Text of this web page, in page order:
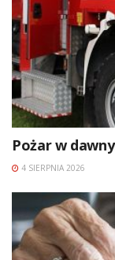
Pożar w
4 SIERPNIA 2026